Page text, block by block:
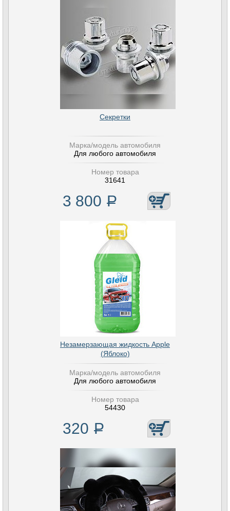
Секретки
Марка/модель автомобиля
Для любого автомобиля
Номер товара
31641
3 800 Р
Незамерзающая жидкость Apple
(Яблоко)
Марка/модель автомобиля
Для любого автомобиля
Номер товара
54430
320 Р